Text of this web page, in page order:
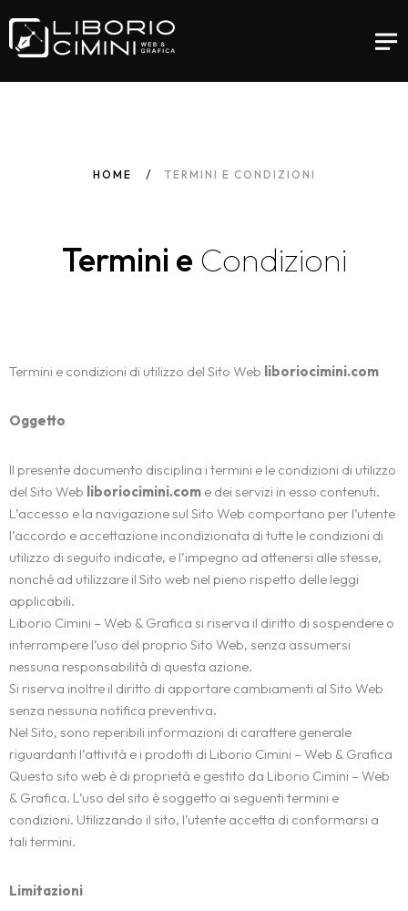
HOME TERMINI E CONDIZIONI
Termini e Condizioni
Termini e condizioni di utilizzo del Sito Web liboriocimini.com
Oggetto
Il presente documento disciplina i termini e le condizioni di utilizzo
del Sito Web liboriocimini.com e dei servizi in esso contenuti.
L’accesso e la navigazione sul Sito Web comportano per l’utente
l’accordo e accettazione incondizionata di tutte le condizioni di
utilizzo di seguito indicate, e l’impegno ad attenersi alle stesse,
nonché ad utilizzare il Sito web nel pieno rispetto delle leggi
applicabili.
Liborio Cimini – Web & Grafica si riserva il diritto di sospendere o
interrompere l’uso del proprio Sito Web, senza assumersi
nessuna responsabilità di questa azione.
Si riserva inoltre il diritto di apportare cambiamenti al Sito Web
senza nessuna notifica preventiva.
Nel Sito, sono reperibili informazioni di carattere generale
riguardanti l’attività e i prodotti di Liborio Cimini – Web & Grafica
Questo sito web è di proprietà e gestito da Liborio Cimini – Web
& Grafica. L’uso del sito è soggetto ai seguenti termini e
condizioni. Utilizzando il sito, l’utente accetta di conformarsi a
tali termini.
Limitazioni